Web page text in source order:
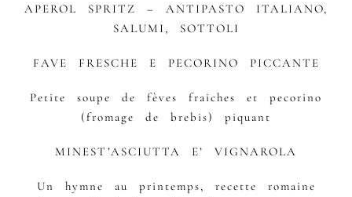
APEROL SPRITZ – ANTIPASTO ITALIANO,
SALUMI, SOTTOLI
FAVE FRESCHE E PECORINO PICCANTE
Petite soupe de fèves fraiches et pecorino
(fromage de brebis) piquant
MINEST’ASCIUTTA E’ VIGNAROLA
Un hymne au printemps, recette romaine